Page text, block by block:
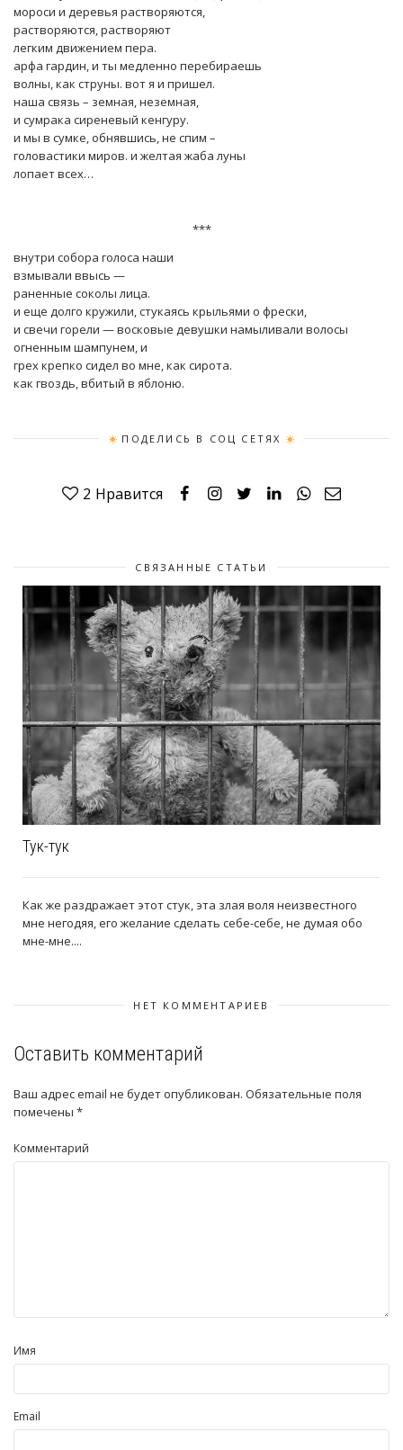
мороси и деревья растворяются,
растворяются, растворяют
легким движением пера.
арфа гардин, и ты медленно перебираешь
волны, как струны. вот я и пришел.
наша связь – земная, неземная,
и сумрака сиреневый кенгуру.
и мы в сумке, обнявшись, не спим –
головастики миров. и желтая жаба луны
лопает всех…
***
внутри собора голоса наши
взмывали ввысь —
раненные соколы лица.
и еще долго кружили, стукаясь крыльями о фрески,
и свечи горели — восковые девушки намыливали волосы
огненным шампунем, и
грех крепко сидел во мне, как сирота.
как гвоздь, вбитый в яблоню.
ПОДЕЛИСЬ В СОЦ СЕТЯХ
2 Нравится
СВЯЗАННЫЕ СТАТЬИ
Тук-тук
Как же раздражает этот стук, эта злая воля неизвестного
мне негодяя, его желание сделать себе-себе, не думая обо
мне-мне....
НЕТ КОММЕНТАРИЕВ
Оставить комментарий
Ваш адрес email не будет опубликован. Обязательные поля
помечены *
Комментарий
Имя
Email